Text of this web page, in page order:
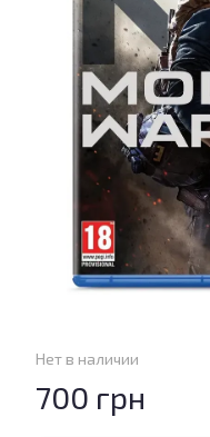
Нет в наличии
700 грн